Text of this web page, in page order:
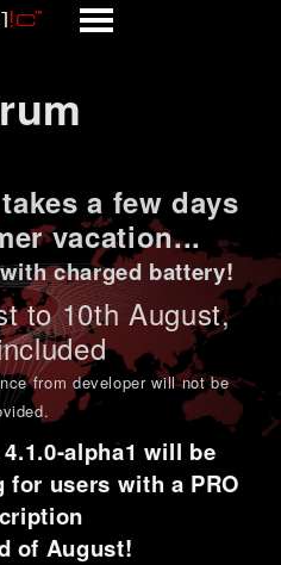
a few days
vacation...
charged battery!
to 10th August,
from developer will not be
.
alpha1 will be
users with a PRO
of August!